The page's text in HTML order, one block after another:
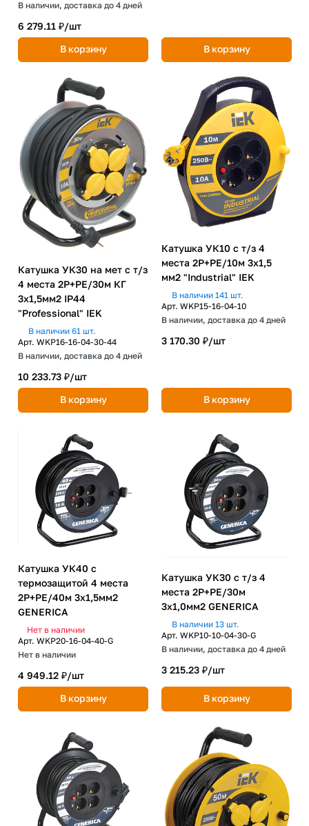
В наличии, доставка до 4 дней
6 279.11 ₽/шт
В корзину
В корзину
Катушка УК30 на мет с т/з
4 места 2P+PE/30м КГ
3х1,5мм2 IP44
"Professional" IEK
В наличии 61 шт.
Арт. WKP16-16-04-30-44
В наличии, доставка до 4 дней
10 233.73 ₽/шт
В корзину
Катушка УК10 с т/з 4
места 2P+PE/10м 3х1,5
мм2 "Industrial" IEK
В наличии 141 шт.
Арт. WKP15-16-04-10
В наличии, доставка до 4 дней
3 170.30 ₽/шт
В корзину
Катушка УК40 с
термозащитой 4 места
2P+PE/40м 3х1,5мм2
GENERICA
Нет в наличии
Арт. WKP20-16-04-40-G
Нет в наличии
4 949.12 ₽/шт
В корзину
Катушка УК30 с т/з 4
места 2P+PE/30м
3х1,0мм2 GENERICA
В наличии 13 шт.
Арт. WKP10-10-04-30-G
В наличии, доставка до 4 дней
3 215.23 ₽/шт
В корзину